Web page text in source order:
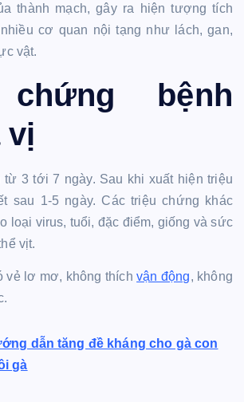
thành mạch, gây ra hiện tượng tích
cơ quan nội tạng như lách, gan,
vật.
bệnh
vị
3 tới 7 ngày. Sau khi xuất hiện triệu
sau 1-5 ngày. Các triệu chứng khác
loại virus, tuổi, đặc điểm, giống và sức
vịt.
vẻ lơ mơ, không thíchvận động, không
dẫn tăng đề kháng cho gà con
gà